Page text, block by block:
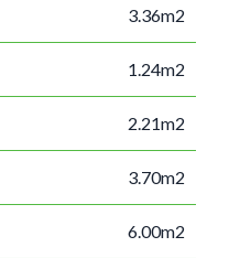
3.36m2
1.24m2
2.21m2
3.70m2
6.00m2